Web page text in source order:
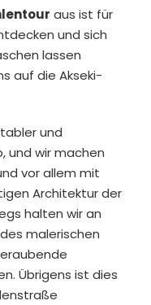
aus ist für
und sich
lassen
auf die Akseki-
und
und wir machen
vor allem mit
Architektur der
halten wir an
malerischen
Übrigens ist dies